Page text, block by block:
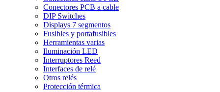
Conectores PCB a cable
DIP Switches
Displays 7 segmentos
Fusibles y portafusibles
Herramientas varias
Iluminación LED
Interruptores Reed
Interfaces de relé
Otros relés
Protección térmica